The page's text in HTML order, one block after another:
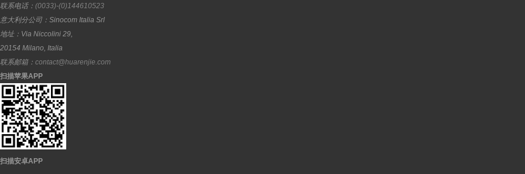
联系电话： (0033)-(0)144610523
意大利分公司： Sinocom Italia Srl
地址： Via Niccolini 29,
20154 Milano, Italia
联系邮箱： contact@huarenjie.com
扫描苹果APP
扫描安卓APP